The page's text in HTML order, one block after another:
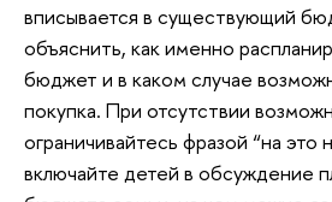
вписывается в существующий
объяснить, как именно
бюджет и в каком случае
покупка. При отсутствии
ограничивайтесь фразой “на это
включайте детей в обсуждение